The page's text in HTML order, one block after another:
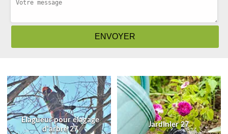
Elagueur pour élagage
d'arbre 27
Jardinier 27